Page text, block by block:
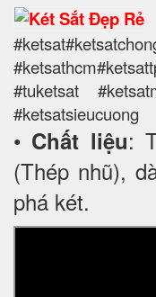
#tuketsat
#ketsatsieucuong
• Chất liệu:
(Thép nhũ),
phá két.